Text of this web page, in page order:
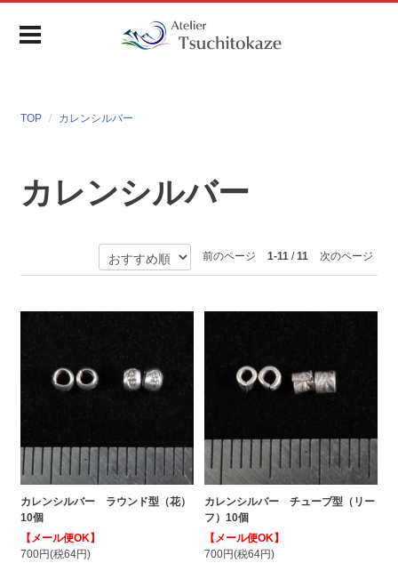
TOP カレンシルバー
カレンシルバー
前のページ 1-11/11 次のページ
カレンシルバー ラウンド型（花）
10個
【メール便OK】
700円(税64円)
カレンシルバー チューブ型（リー
フ）10個
【メール便OK】
700円(税64円)